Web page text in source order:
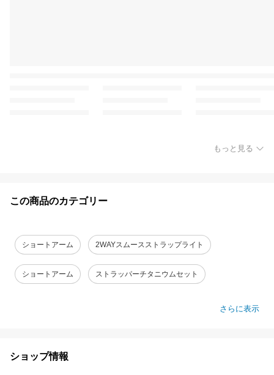
もっと見る
この商品のカテゴリー
ショートアーム 2WAYスムースストラップライト
ショートアーム ストラッパーチタニウムセット
さらに表示
ショップ情報